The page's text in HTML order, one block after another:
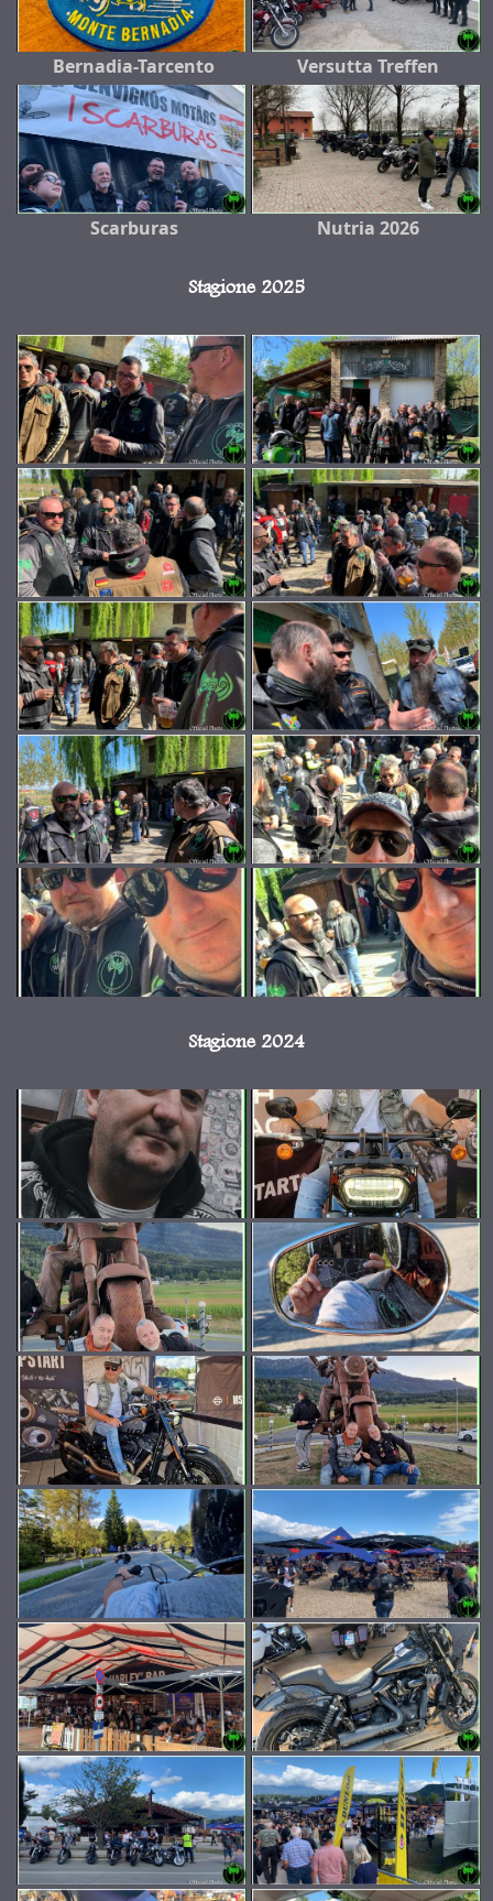
Bernadia-Tarcento Versutta Treffen
Scarburas Nutria 2026
Stagione 2025
Stagione 2024